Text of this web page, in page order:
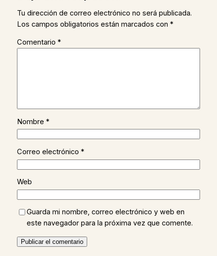
Tu dirección de correo electrónico no será publicada.
Los campos obligatorios están marcados con *
Comentario *
Nombre *
Correo electrónico *
Web
Guarda mi nombre, correo electrónico y web en
este navegador para la próxima vez que comente.